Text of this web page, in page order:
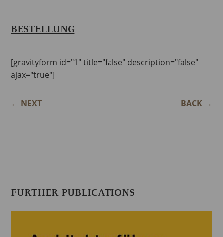
BESTELLUNG
[gravityform id="1" title="false" description="false"
ajax="true"]
← NEXT BACK→
FURTHER PUBLICATIONS